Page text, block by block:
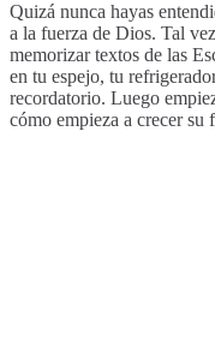
Quizá nunca hayas
a la fuerza de Dios. Tal
memorizar textos de las
en tu espejo, tu
recordatorio. Luego
cómo empieza a crecer su